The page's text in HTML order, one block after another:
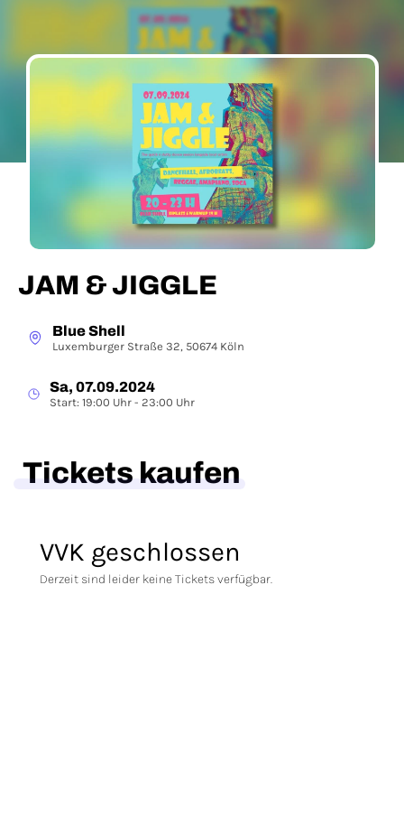
JAM & JIGGLE
Blue Shell
Luxemburger Straße 32, 50674 Köln
Sa, 07.09.2024
Start: 19:00 Uhr - 23:00 Uhr
Tickets kaufen
VVK geschlossen
Derzeit sind leider keine Tickets verfügbar.